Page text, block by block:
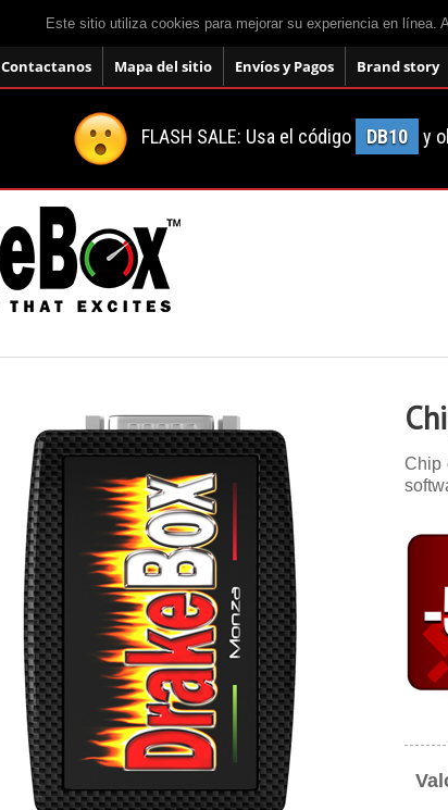
Este sitio utiliza cookies para mejorar su experiencia en
Contactanos Mapa del sitio Envíos y Pagos Brand story
FLASH SALE: Usa el código DB10 y
Chip